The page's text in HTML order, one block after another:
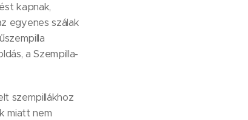
kapnak,
egyenes szálak
a Szempilla-
szempillákhoz
miatt nem